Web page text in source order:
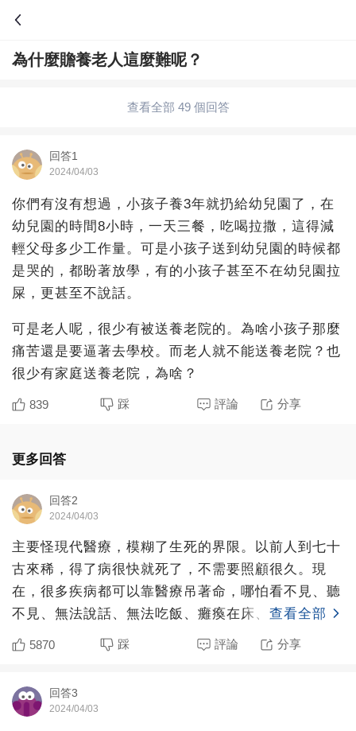
為什麼贍養老人這麼難呢？
查看全部 49 個回答
回答1
2024/04/03
你們有沒有想過，小孩子養3年就扔給幼兒園了，在
幼兒園的時間8小時，一天三餐，吃喝拉撒，這得減
輕父母多少工作量。可是小孩子送到幼兒園的時候都
是哭的，都盼著放學，有的小孩子甚至不在幼兒園拉
屎，更甚至不說話。
可是老人呢，很少有被送養老院的。為啥小孩子那麼
痛苦還是要逼著去學校。而老人就不能送養老院？也
很少有家庭送養老院，為啥？
839 踩 評論 分享
更多回答
回答2
2024/04/03
主要怪現代醫療，模糊了生死的界限。以前人到七十
古來稀，得了病很快就死了，不需要照顧很久。現
在，很多疾病都可以靠醫療吊著命，哪怕看不見、聽
不見、無法說話、無法吃飯、癱瘓在床、意識喪失，
都可以如同活死人一
查看全部
5870 踩 評論 分享
回答3
2024/04/03
問答
婚姻情感
影視劇